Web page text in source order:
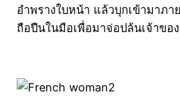
อำพรางใบหน้า แล้วบุกเข้ามาภ
ถือปืนในมือเพื่อมาจ่อปล้นเจ้าขอ